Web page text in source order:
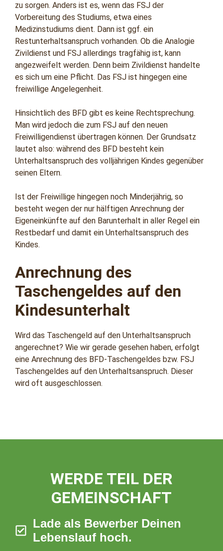
zu sorgen. Anders ist es, wenn das FSJ der
Vorbereitung des Studiums, etwa eines
Medizinstudiums dient. Dann ist ggf. ein
Restunterhaltsanspruch vorhanden. Ob die Analogie
Zivildienst und FSJ allerdings tragfähig ist, kann
angezweifelt werden. Denn beim Zivildienst handelte
es sich um eine Pflicht. Das FSJ ist hingegen eine
freiwillige Angelegenheit.
Hinsichtlich des BFD gibt es keine Rechtsprechung.
Man wird jedoch die zum FSJ auf den neuen
Freiwilligendienst übertragen können. Der Grundsatz
lautet also: während des BFD besteht kein
Unterhaltsanspruch des volljährigen Kindes gegenüber
seinen Eltern.
Ist der Freiwillige hingegen noch Minderjährig, so
besteht wegen der nur hälftigen Anrechnung der
Eigeneinkünfte auf den Barunterhalt in aller Regel ein
Restbedarf und damit ein Unterhaltsanspruch des
Kindes.
Anrechnung des
Taschengeldes auf den
Kindesunterhalt
Wird das Taschengeld auf den Unterhaltsanspruch
angerechnet? Wie wir gerade gesehen haben, erfolgt
eine Anrechnung des BFD-Taschengeldes bzw. FSJ
Taschengeldes auf den Unterhaltsanspruch. Dieser
wird oft ausgeschlossen.
WERDE TEIL DER
GEMEINSCHAFT
Lade als Bewerber Deinen
Lebenslauf hoch.